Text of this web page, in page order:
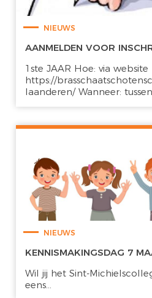
NIEUWS
AANMELDEN VOOR
1ste JAAR Hoe: via website
https://
laanderen/ Wanneer: tussen...
NIEUWS
KENNISMAKINGSDAG 7
Wil jij het Sint-
eens...